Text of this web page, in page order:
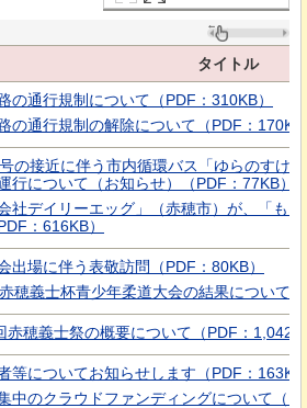
タイトル
の通行規制について（PDF：310KB）
の通行規制の解除について（PDF：170KB
の接近に伴う市内循環バス「ゆらのすけ
行について（お知らせ）（PDF：77KB）
会社デイリーエッグ」（赤穂市）が、「も
：616KB）
出場に伴う表敬訪問（PDF：80KB）
穂義士杯青少年柔道大会の結果について
赤穂義士祭の概要について（PDF：
等についてお知らせします（PDF：163KB
中のクラウドファンディングについて（